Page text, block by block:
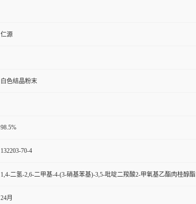
仁源
白色结晶粉末
98.5%
132203-70-4
1,4-二氢-2,6-二甲基-4-(3-硝基苯基)-3,5-吡啶二羧酸2-甲氧基乙酯肉桂醇酯
24月